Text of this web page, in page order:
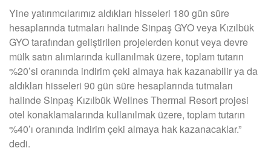
Yine yatırımcılarımız aldıkları hisseleri 180 gün süre
hesaplarında tutmaları halinde Sinpaş GYO veya Kızılbük
GYO tarafından geliştirilen projelerden konut veya devre
mülk satın alımlarında kullanılmak üzere, toplam tutarın
%20’si oranında indirim çeki almaya hak kazanabilir ya da
aldıkları hisseleri 90 gün süre hesaplarında tutmaları
halinde Sinpaş Kızılbük Wellnes Thermal Resort projesi
otel konaklamalarında kullanılmak üzere, toplam tutarın
%40’ı oranında indirim çeki almaya hak kazanacaklar.”
dedi.